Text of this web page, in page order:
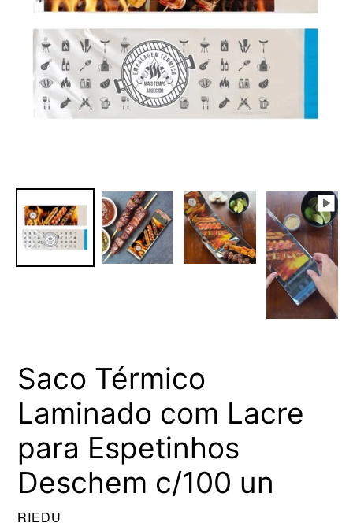
Saco Térmico
Laminado com Lacre
para Espetinhos
Deschem c/100 un
VENDOR
RIEDU